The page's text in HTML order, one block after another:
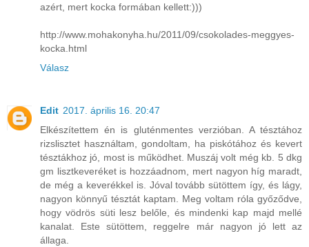
azért, mert kocka formában kellett:)))
http://www.mohakonyha.hu/2011/09/csokolades-meggyes-
kocka.html
Válasz
Edit 2017. április 16. 20:47
Elkészítettem én is gluténmentes verzióban. A tésztához
rizslisztet használtam, gondoltam, ha piskótához és kevert
tésztákhoz jó, most is működhet. Muszáj volt még kb. 5 dkg
gm lisztkeveréket is hozzáadnom, mert nagyon híg maradt,
de még a keverékkel is. Jóval tovább sütöttem így, és lágy,
nagyon könnyű tésztát kaptam. Meg voltam róla győződve,
hogy vödrös süti lesz belőle, és mindenki kap majd mellé
kanalat. Este sütöttem, reggelre már nagyon jó lett az
állaga.